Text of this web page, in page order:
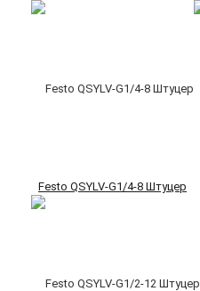
Festo QSYLV-G1/4-8 Штуцер